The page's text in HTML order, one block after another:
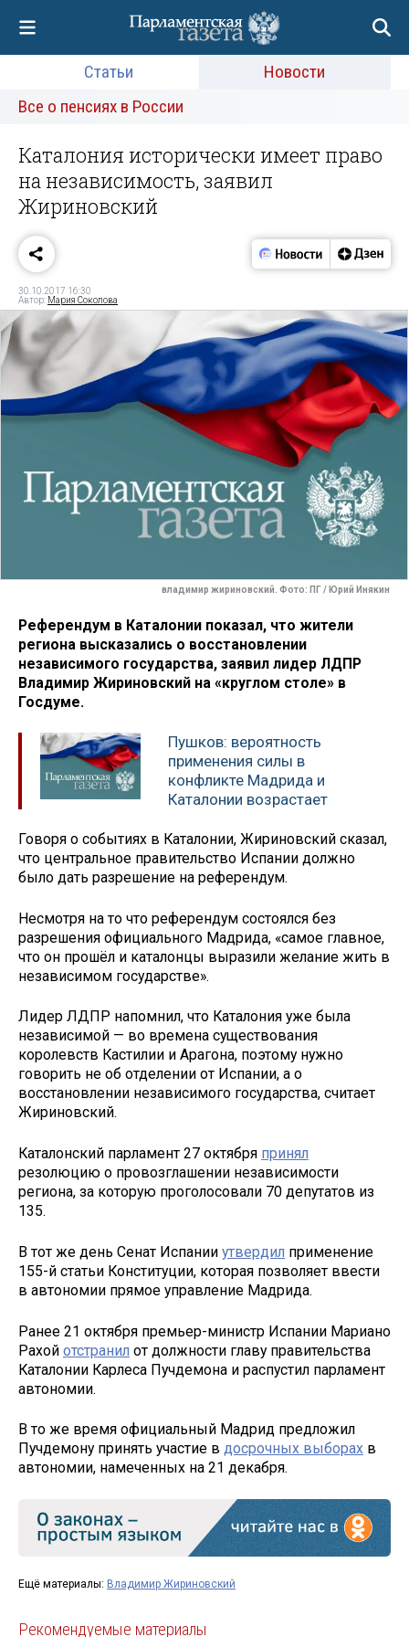
Статьи
Новости
Все о пенсиях в России
Каталония исторически имеет право
на независимость, заявил
Жириновский
30.10.2017 16:30
Автор: Мария Соколова
владимир жириновский. Фото: ПГ / Юрий Инякин
Референдум в Каталонии показал, что жители
региона высказались о восстановлении
независимого государства, заявил лидер ЛДПР
Владимир Жириновский на «круглом столе» в
Госдуме.
Пушков: вероятность
применения силы в
конфликте Мадрида и
Каталонии возрастает
Говоря о событиях в Каталонии, Жириновский сказал,
что центральное правительство Испании должно
было дать разрешение на референдум.
Несмотря на то что референдум состоялся без
разрешения официального Мадрида, «самое главное,
что он прошёл и каталонцы выразили желание жить в
независимом государстве».
Лидер ЛДПР напомнил, что Каталония уже была
независимой — во времена существования
королевств Кастилии и Арагона, поэтому нужно
говорить не об отделении от Испании, а о
восстановлении независимого государства, считает
Жириновский.
Каталонский парламент 27 октября принял
резолюцию о провозглашении независимости
региона, за которую проголосовали 70 депутатов из
135.
В тот же день Сенат Испании утвердил применение
155-й статьи Конституции, которая позволяет ввести
в автономии прямое управление Мадрида.
Ранее 21 октября премьер-министр Испании Мариано
Рахой отстранил от должности главу правительства
Каталонии Карлеса Пучдемона и распустил парламент
автономии.
В то же время официальный Мадрид предложил
Пучдемону принять участие в досрочных выборах в
автономии, намеченных на 21 декабря.
Ещё материалы: Владимир Жириновский
Рекомендуемые материалы